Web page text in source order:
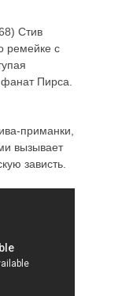
Стив
ремейке с
Пирса.
приманки,
вызывает
зависть.